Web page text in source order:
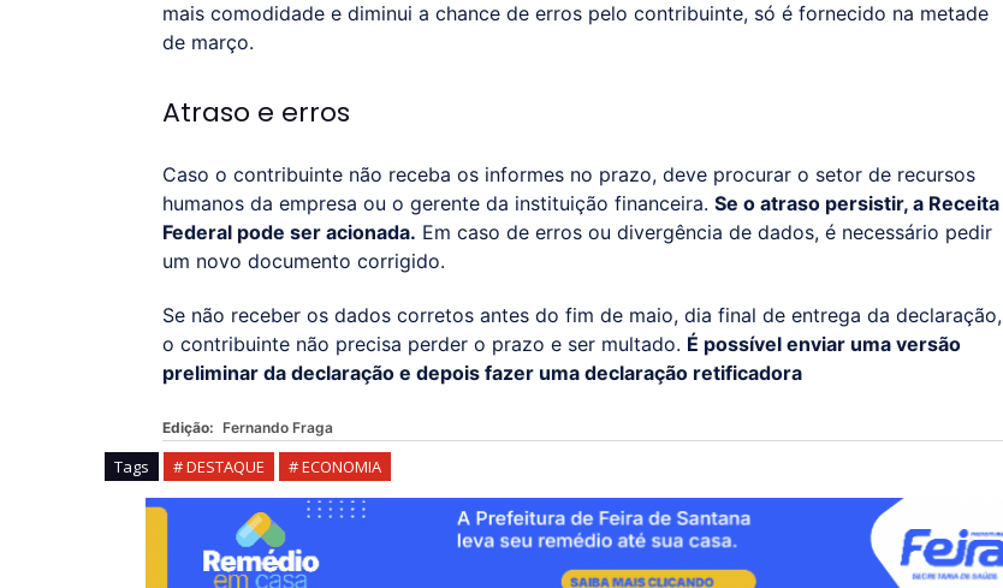
mais comodidade e diminui a chance de erros pelo contribuinte, só é fornecido na metade
de março.
Atraso e erros
Caso o contribuinte não receba os informes no prazo, deve procurar o setor de recursos
humanos da empresa ou o gerente da instituição financeira. Se o atraso persistir, a Receita
Federal pode ser acionada. Em caso de erros ou divergência de dados, é necessário pedir
um novo documento corrigido.
Se não receber os dados corretos antes do fim de maio, dia final de entrega da declaração,
o contribuinte não precisa perder o prazo e ser multado. É possível enviar uma versão
preliminar da declaração e depois fazer uma declaração retificadora
Edição: Fernando Fraga
Tags # DESTAQUE # ECONOMIA